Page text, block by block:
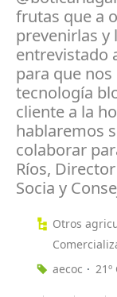
frutas que a
prevenirlas y
entrevistado
para que
tecnología
cliente a la
hablaremos
colaborar
Ríos,
Socia y
Otros
aecoc
21º